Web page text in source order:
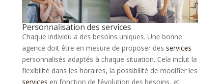
Personnalisation des services
Chaque individu a des besoins uniques. Une bonne
agence doit être en mesure de proposer des services
personnalisés adaptés à chaque situation. Cela inclut la
flexibilité dans les horaires, la possibilité de modifier les
services en fonction de l’évolution des besoins, et